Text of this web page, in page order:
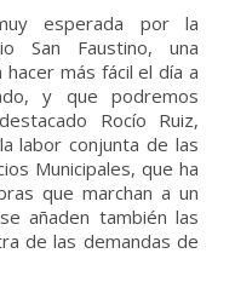
esperada por la
San Faustino, una
más fácil el día a
y que podremos
Rocío Ruiz,
labor conjunta de las
Municipales, que ha
que marchan a un
añaden también las
de las demandas de